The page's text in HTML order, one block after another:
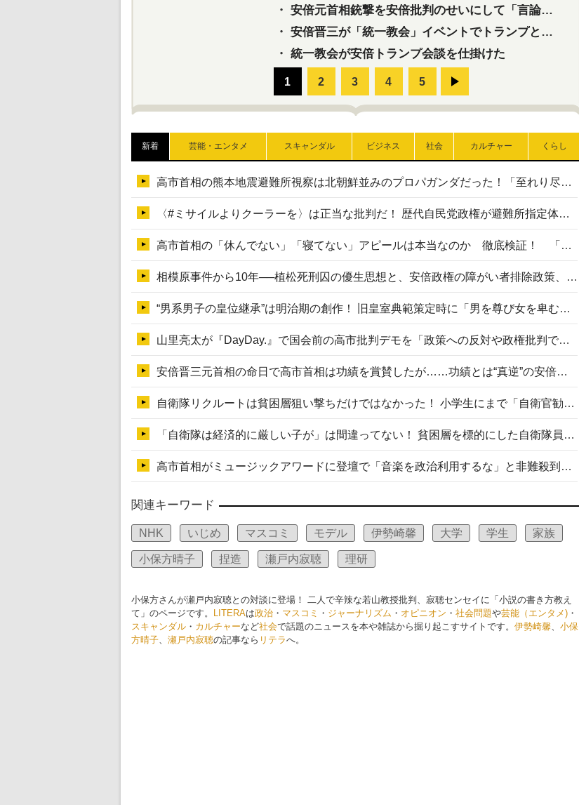
・ 安倍元首相銃撃を安倍批判のせいにして「言論封殺」に利用する自民党応援団
・ 安倍晋三が「統一教会」イベントでトランプと演説！同性婚や夫婦別姓を攻撃
・ 統一教会が安倍トランプ会談を仕掛けた
新着 芸能・エンタメ スキャンダル ビジネス 社会 カルチャー くらし
高市首相の熊本地震避難所視察は北朝鮮並みのプロパガンダだった！「至れり尽くせり」の選ばれた避難所の一方で実態は…
〈#ミサイルよりクーラーを〉は正当な批判だ！ 歴代自民党政権が避難所指定体育館へのエアコン設置を遅らせてきた客観的事実
高市首相の「休んでない」「寝てない」アピールは本当なのか 徹底検証！ 「資料読み込み」「アイロンがけ」も矛盾だらけ…
相模原事件から10年──植松死刑囚の優生思想と、安倍政権の障がい者排除政策、右派勢力の差別主義との関係を改めて問う
“男系男子の皇位継承”は明治期の創作！ 旧皇室典範策定時に「男を尊び女を卑むの慣習、人民の脳髄」とトンデモ論で女性天皇を否定
山里亮太が『DayDay.』で国会前の高市批判デモを「政策への反対や政権批判でない」と捻じ曲げ解説 デモ参加者から批判殺到
安倍晋三元首相の命日で高市首相は功績を賞賛したが……功績とは“真逆”の安倍元首相のトンデモ発言を振り返る
自衛隊リクルートは貧困層狙い撃ちだけではなかった！ 小学生にまで「自衛官勧誘」目的のパンフレット作成
「自衛隊は経済的に厳しい子が」は間違ってない！ 貧困層を標的にした自衛隊員募集、やす子、山上被告も…日本でも進む“経済的徴兵制”
高市首相がミュージックアワードに登壇で「音楽を政治利用するな」と非難殺到！ MAJの国策的本質を批判する声も
関連キーワード
NHK いじめ マスコミ モデル 伊勢崎馨 大学 学生 家族
小保方晴子 捏造 瀬戸内寂聴 理研
小保方さんが瀬戸内寂聴との対談に登場！ 二人で辛辣な若山教授批判、寂聴センセイに「小説の書き方教え
て」のページです。
LITERAは政治 ・ マスコミ ・ ジャーナリズム ・ オピニオン ・ 社会問題や芸能（エンタメ) ・
スキャンダル ・ カルチャーなど社会で話題のニュースを本や雑誌から掘り起こすサイトです。 伊勢崎馨、 小保
方晴子、 瀬戸内寂聴の記事なら リテラへ。